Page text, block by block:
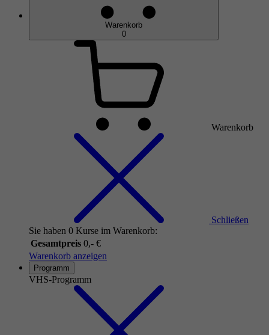
Warenkorb
0
Warenkorb
Schließen
Sie haben 0 Kurse im Warenkorb:
Gesamtpreis 0,- €
Warenkorb anzeigen
Programm
VHS-Programm